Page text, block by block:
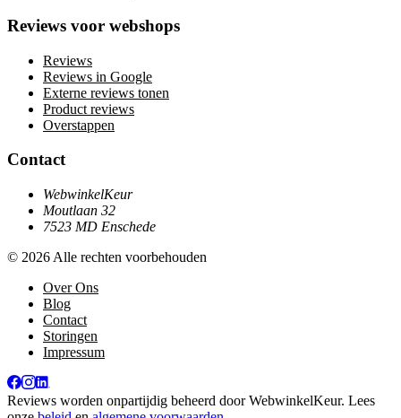
Reviews voor webshops
Reviews
Reviews in Google
Externe reviews tonen
Product reviews
Overstappen
Contact
WebwinkelKeur
Moutlaan 32
7523 MD Enschede
© 2026 Alle rechten voorbehouden
Over Ons
Blog
Contact
Storingen
Impressum
Reviews worden onpartijdig beheerd doorWebwinkelKeur. Lees